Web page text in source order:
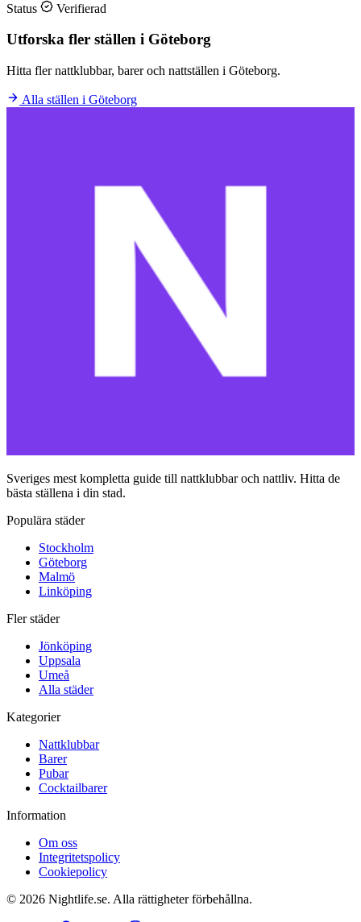
Status
Verifierad
Utforska fler ställen i Göteborg
Hitta fler nattklubbar, barer och nattställen i Göteborg.
Alla ställen i Göteborg
Sveriges mest kompletta guide till nattklubbar och nattliv. Hitta de
bästa ställena i din stad.
Populära städer
Stockholm
Göteborg
Malmö
Linköping
Fler städer
Jönköping
Uppsala
Umeå
Alla städer
Kategorier
Nattklubbar
Barer
Pubar
Cocktailbarer
Information
Om oss
Integritetspolicy
Cookiepolicy
© 2026 Nightlife.se. Alla rättigheter förbehållna.